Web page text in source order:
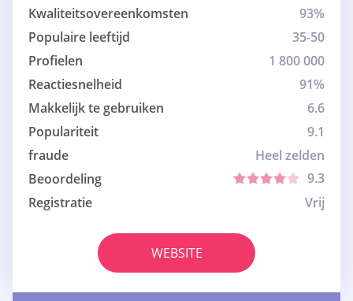
Kwaliteitsovereenkomsten
93%
Populaire leeftijd
35-50
Profielen
1 800 000
Reactiesnelheid
91%
Makkelijk te gebruiken
6.6
Populariteit
9.1
fraude
Heel zelden
Beoordeling
9.3
Registratie
Vrij
WEBSITE